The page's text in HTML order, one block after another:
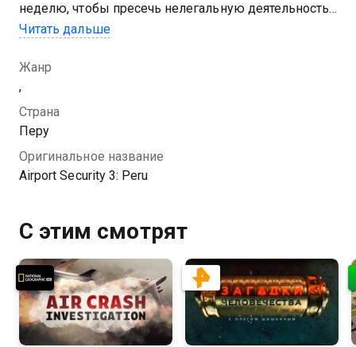
неделю, чтобы пресечь нелегальную деятельность
преступников. Самая большая проблема:
Читать дальше
Жанр
,
Страна
Перу
Оригинальное название
Airport Security 3: Peru
С этим смотрят